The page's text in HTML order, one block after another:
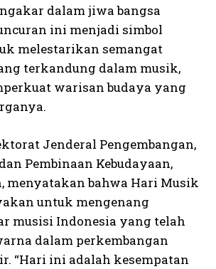
dalam jiwa bangsa
ini menjadi simbol
melestarikan semangat
terkandung dalam musik,
warisan budaya yang
Jenderal Pengembangan,
Pembinaan Kebudayaan,
menyatakan bahwa Hari Musik
untuk mengenang
musisi Indonesia yang telah
dalam perkembangan
“Hari ini adalah kesempatan